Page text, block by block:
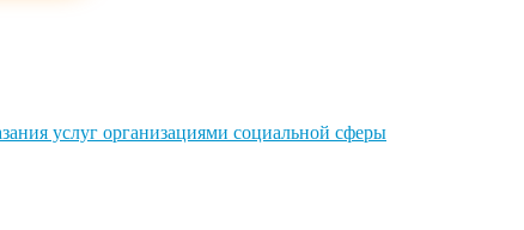
услуг организациями социальной сферы